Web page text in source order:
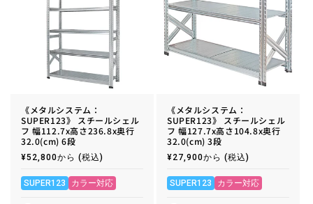
《メタルシステム：
SUPER123》 スチールシェル
フ 幅112.7x高さ236.8x奥行
32.0(cm) 6段
通
価
格
¥52,800から (税込)
SUPER123 カラー対応
《メタルシステム：
SUPER123》 スチールシェル
フ 幅127.7x高さ104.8x奥行
32.0(cm) 3段
通
価
格
¥27,900から (税込)
SUPER123 カラー対応